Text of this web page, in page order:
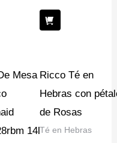
Mesa
14l
Ricco Té en
Hebras con
de Rosas
Té en Hebras